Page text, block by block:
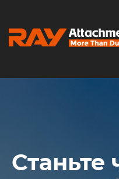
Станьте